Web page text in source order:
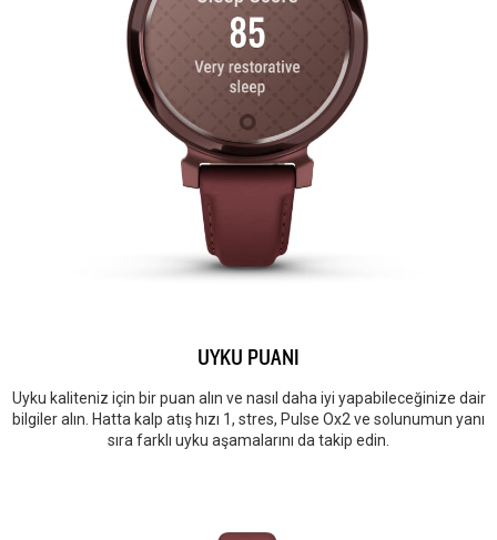
UYKU PUANI
Uyku kaliteniz için bir puan alın ve nasıl daha iyi yapabileceğinize dair
bilgiler alın. Hatta kalp atış hızı 1, stres, Pulse Ox2 ve solunumun yanı
sıra farklı uyku aşamalarını da takip edin.